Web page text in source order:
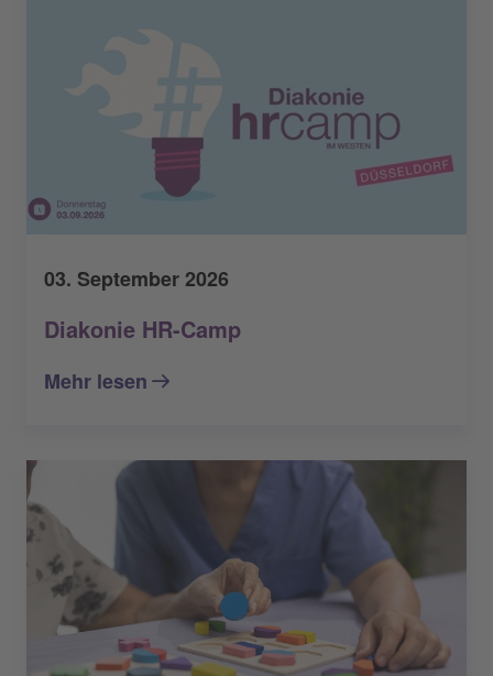
03. September 2026
Diakonie HR-Camp
Mehr lesen